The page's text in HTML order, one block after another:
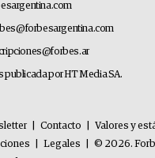
publicada por HT Media SA.
Contacto Valores y
Legales
© 2026.